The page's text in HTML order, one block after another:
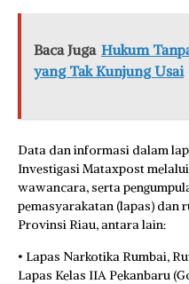
Baca Juga Hukum
yang Tak Kunjung Usai
Data dan informasi dalam
Investigasi Mataxpost
wawancara, serta
pemasyarakatan (lapas) dan
Provinsi Riau, antara lain:
• Lapas Narkotika Rumbai,
Lapas Kelas IIA Pekanbaru